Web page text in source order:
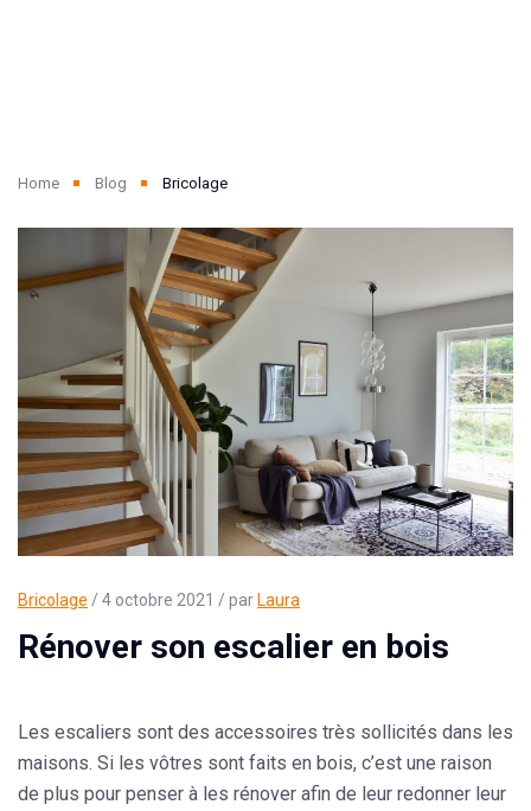
Home Blog Bricolage
Bricolage / 4 octobre 2021 / parLaura
Rénover son escalier en bois
Les escaliers sont des accessoires très sollicités dans les
maisons. Si les vôtres sont faits en bois, c’est une raison
de plus pour penser à les rénover afin de leur redonner leur